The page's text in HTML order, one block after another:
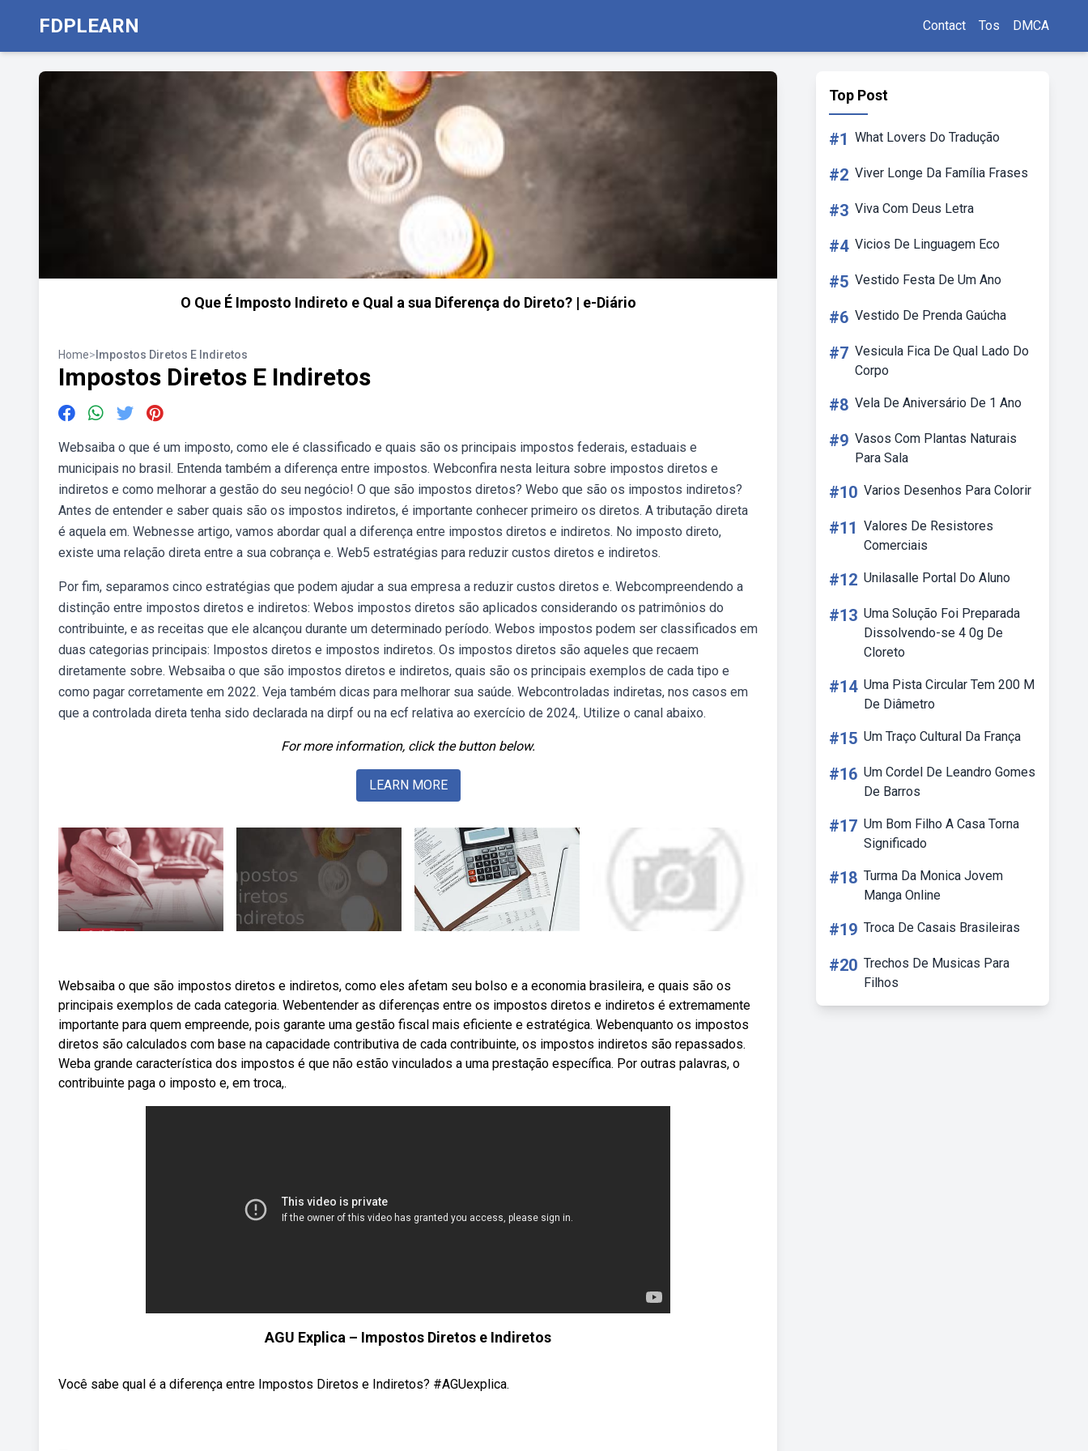
FDPLEARN Contact Tos DMCA
O Que É Imposto Indireto e Qual a sua Diferença do Direto? | e-Diário
Home> Impostos Diretos E Indiretos
Impostos Diretos E Indiretos
Websaiba o que é um imposto, como ele é classificado e quais são os principais impostos federais, estaduais e
municipais no brasil. Entenda também a diferença entre impostos. Webconfira nesta leitura sobre impostos diretos e
indiretos e como melhorar a gestão do seu negócio! O que são impostos diretos? Webo que são os impostos indiretos?
Antes de entender e saber quais são os impostos indiretos, é importante conhecer primeiro os diretos. A tributação direta
é aquela em. Webnesse artigo, vamos abordar qual a diferença entre impostos diretos e indiretos. No imposto direto,
existe uma relação direta entre a sua cobrança e. Web5 estratégias para reduzir custos diretos e indiretos.
Por fim, separamos cinco estratégias que podem ajudar a sua empresa a reduzir custos diretos e. Webcompreendendo a
distinção entre impostos diretos e indiretos: Webos impostos diretos são aplicados considerando os patrimônios do
contribuinte, e as receitas que ele alcançou durante um determinado período. Webos impostos podem ser classificados em
duas categorias principais: Impostos diretos e impostos indiretos. Os impostos diretos são aqueles que recaem
diretamente sobre. Websaiba o que são impostos diretos e indiretos, quais são os principais exemplos de cada tipo e
como pagar corretamente em 2022. Veja também dicas para melhorar sua saúde. Webcontroladas indiretas, nos casos em
que a controlada direta tenha sido declarada na dirpf ou na ecf relativa ao exercício de 2024,. Utilize o canal abaixo.
For more information, click the button below.
LEARN MORE
Websaiba o que são impostos diretos e indiretos, como eles afetam seu bolso e a economia brasileira, e quais são os
principais exemplos de cada categoria. Webentender as diferenças entre os impostos diretos e indiretos é extremamente
importante para quem empreende, pois garante uma gestão fiscal mais eficiente e estratégica. Webenquanto os impostos
diretos são calculados com base na capacidade contributiva de cada contribuinte, os impostos indiretos são repassados.
Weba grande característica dos impostos é que não estão vinculados a uma prestação específica. Por outras palavras, o
contribuinte paga o imposto e, em troca,.
AGU Explica – Impostos Diretos e Indiretos
Você sabe qual é a diferença entre Impostos Diretos e Indiretos? #AGUexplica.
Top Post
#1 What Lovers Do Tradução
#2 Viver Longe Da Família Frases
#3 Viva Com Deus Letra
#4 Vicios De Linguagem Eco
#5 Vestido Festa De Um Ano
#6 Vestido De Prenda Gaúcha
#7 Vesicula Fica De Qual Lado Do
Corpo
#8 Vela De Aniversário De 1 Ano
#9 Vasos Com Plantas Naturais
Para Sala
#10 Varios Desenhos Para Colorir
#11 Valores De Resistores
Comerciais
#12 Unilasalle Portal Do Aluno
#13 Uma Solução Foi Preparada
Dissolvendo-se 4 0g De
Cloreto
#14 Uma Pista Circular Tem 200 M
De Diâmetro
#15 Um Traço Cultural Da França
#16 Um Cordel De Leandro Gomes
De Barros
#17 Um Bom Filho A Casa Torna
Significado
#18 Turma Da Monica Jovem
Manga Online
#19 Troca De Casais Brasileiras
#20 Trechos De Musicas Para
Filhos